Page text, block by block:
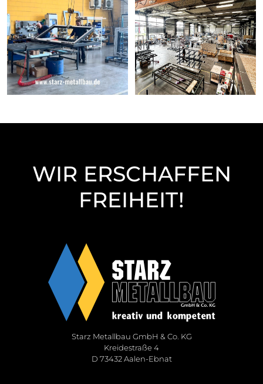
WIR ERSCHAFFEN
FREIHEIT!
Starz Metallbau GmbH & Co. KG
Kreidestraße 4
D 73432 Aalen-Ebnat